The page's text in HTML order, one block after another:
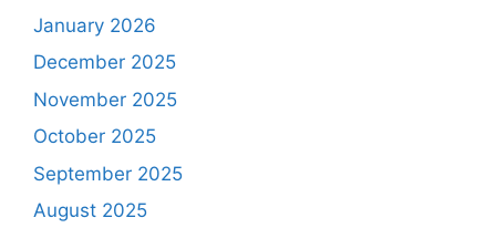
January 2026
December 2025
November 2025
October 2025
September 2025
August 2025